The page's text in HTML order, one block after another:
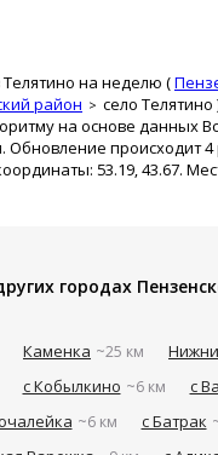
на неделю (
район село Телятино
на основе данных
Обновление происходит 4
53.19, 43.67.
городах
Каменка ~25 км
с Кобылкино ~6 км с
~6 км с Батрак